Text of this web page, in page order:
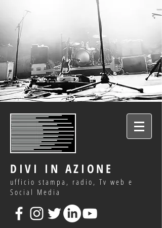
DIVI IN AZIONE
ufficio stampa, radio, Tv web e
Social Media